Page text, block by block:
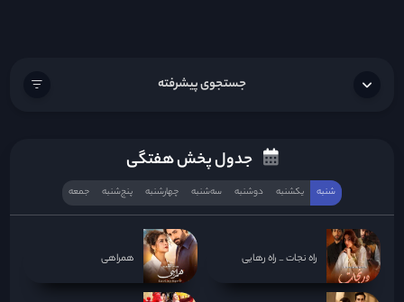
جستجوی پیشرفته
جدول پخش هفتگی
شنبه یکشنبه دوشنبه سه‌‌شنبه چهارشنبه پنج‌شنبه جمعه
راه نجات _ راه رهایی همراهی